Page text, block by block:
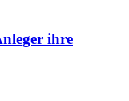
ihre